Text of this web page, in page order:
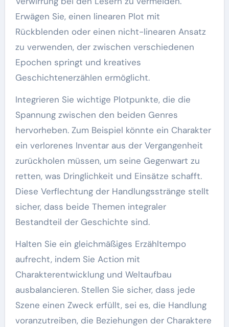
Erwägen Sie, einen linearen Plot mit
Rückblenden oder einen nicht-linearen Ansatz
zu verwenden, der zwischen verschiedenen
Epochen springt und kreatives
Geschichtenerzählen ermöglicht.
Integrieren Sie wichtige Plotpunkte, die die
Spannung zwischen den beiden Genres
hervorheben. Zum Beispiel könnte ein Charakter
ein verlorenes Inventar aus der Vergangenheit
zurückholen müssen, um seine Gegenwart zu
retten, was Dringlichkeit und Einsätze schafft.
Diese Verflechtung der Handlungsstränge stellt
sicher, dass beide Themen integraler
Bestandteil der Geschichte sind.
Halten Sie ein gleichmäßiges Erzähltempo
aufrecht, indem Sie Action mit
Charakterentwicklung und Weltaufbau
ausbalancieren. Stellen Sie sicher, dass jede
Szene einen Zweck erfüllt, sei es, die Handlung
voranzutreiben, die Beziehungen der Charaktere